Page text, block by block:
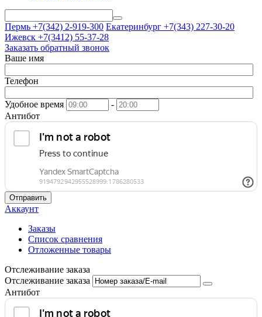
Пермь +7(342) 2-919-300 Екатеринбург +7(343) 227-30-20
Ижевск +7(3412) 55-37-28
Заказать обратный звонок
Ваше имя
Телефон
Удобное время
-
Антибот
Отправить
Аккаунт
Заказы
Список сравнения
Отложенные товары
Отслеживание заказа
Отслеживание заказа
Антибот